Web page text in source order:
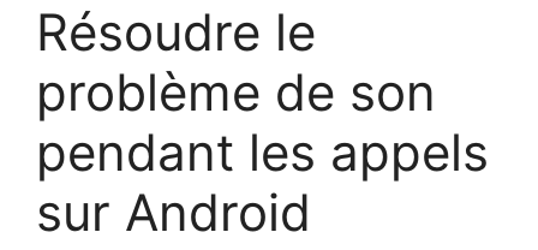
Résoudre le
problème de son
pendant les appels
sur Android